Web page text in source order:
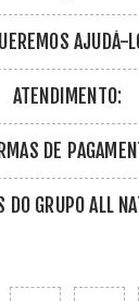
AJUDÁ-
ATENDIMENTO:
DE
DO GRUPO ALL